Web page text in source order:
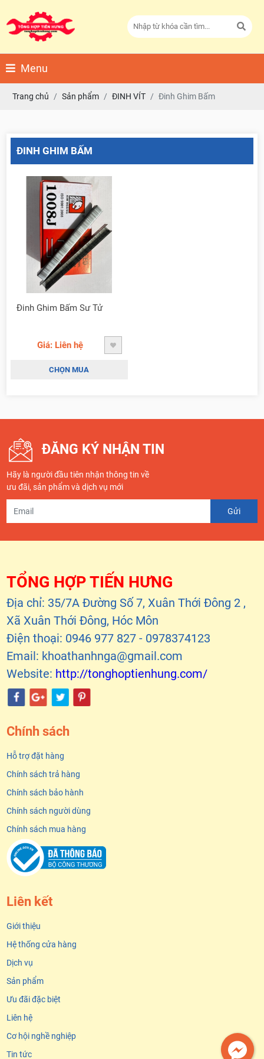
Menu
Trang chủ Sản phẩm ĐINH VÍT Đinh Ghim Bấm
ĐINH GHIM BẤM
Đinh Ghim Bấm Sư Tử
Giá: Liên hệ
CHỌN MUA
ĐĂNG KÝ NHẬN TIN
Hãy là người đầu tiên nhận thông tin về
ưu đãi, sản phẩm và dịch vụ mới
TỔNG HỢP TIẾN HƯNG
Địa chỉ: 35/7A Đường Số 7, Xuân Thới Đông 2 ,
Xã Xuân Thới Đông, Hóc Môn
Điện thoại: 0946 977 827 - 0978374123
Email: khoathanhnga@gmail.com
Website: http://tonghoptienhung.com/
Chính sách
Hỗ trợ đặt hàng
Chính sách trả hàng
Chính sách bảo hành
Chính sách người dùng
Chính sách mua hàng
Liên kết
Giới thiệu
Hệ thống cửa hàng
Dịch vụ
Sản phẩm
Ưu đãi đặc biệt
Liên hệ
Cơ hội nghề nghiệp
Tin tức